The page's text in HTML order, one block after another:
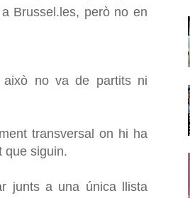
Brussel.les, però no en
no va de partits ni
transversal on hi ha
que siguin.
junts a una única llista